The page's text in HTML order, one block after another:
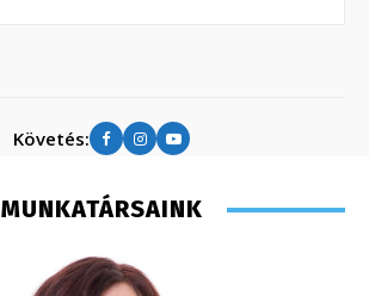
Követés:
MUNKATÁRSAINK